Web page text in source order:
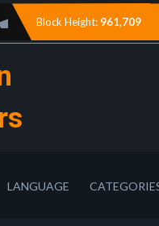
Block Height: 961,709
LANGUAGE